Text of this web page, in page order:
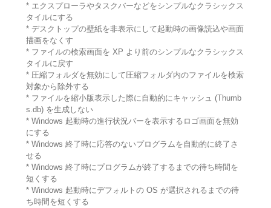
* エクスプローラやタスクバーなどをシンプルなクラシックス
タイルにする
* デスクトップの壁紙を非表示にして起動時の画像読込や画面
描画をなくす
* ファイルの検索画面を XP より前のシンプルなクラシックス
タイルに戻す
* 圧縮フォルダを無効にして圧縮フォルダ内のファイルを検索
対象から除外する
* ファイルを縮小版表示した際に自動的にキャッシュ (Thumb
s.db) を生成しない
* Windows 起動時の進行状況バーを表示するロゴ画面を無効
にする
* Windows 終了時に応答のないプログラムを自動的に終了さ
せる
* Windows 終了時にプログラムが終了するまでの待ち時間を
短くする
* Windows 起動時にデフォルトの OS が選択されるまでの待
ち時間を短くする